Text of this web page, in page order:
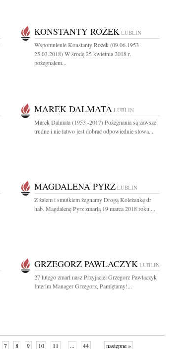
KONSTANTY ROŻEK LUBLIN
Wspomnienie Konstanty Rożek (09.06.1953
25.03.2018) W środę 25 kwietnia 2018 r.
pożegnałem...
MAREK DALMATA LUBLIN
Marek Dalmata (1953 -2017) Pożegnania są zawsze
trudne i nie łatwo jest dobrać odpowiednie słowa...
MAGDALENA PYRZ LUBLIN
Z żalem i smutkiem żegnamy Drogą Koleżankę dr
hab. Magdalenę Pyrz zmarłą 19 marca 2018 roku....
GRZEGORZ PAWLACZYK LUBLIN
27 lutego zmarł nasz Przyjaciel Grzegorz Pawlaczyk
Interim Manager Grzegorz, Pamiętamy!...
7 8 9 10 11 ... 44 następne »